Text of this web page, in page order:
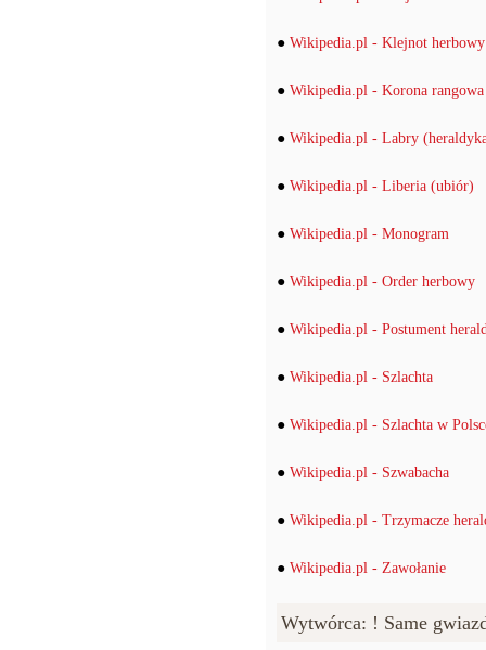
● Wikipedia.pl - Klejnot herbowy
● Wikipedia.pl - Korona rangowa
● Wikipedia.pl - Labry
● Wikipedia.pl - Liberia (ubiór)
● Wikipedia.pl - Monogram
● Wikipedia.pl - Order herbowy
● Wikipedia.pl - Postument
● Wikipedia.pl - Szlachta
● Wikipedia.pl - Szlachta w
● Wikipedia.pl - Szwabacha
● Wikipedia.pl - Trzymacze
● Wikipedia.pl - Zawołanie
Wytwórca: ! Same